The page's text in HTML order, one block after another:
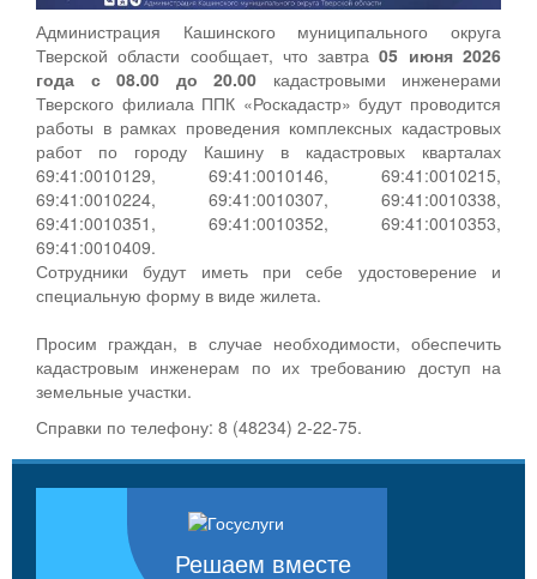
Администрация Кашинского муниципального округа
Тверской области сообщает, что завтра05 июня 2026
года с 08.00 до 20.00 кадастровыми инженерами
Тверского филиала ППК «Роскадастр» будут проводится
работы в рамках проведения комплексных кадастровых
работ по городу Кашину в кадастровых кварталах
69:41:0010129, 69:41:0010146, 69:41:0010215,
69:41:0010224, 69:41:0010307, 69:41:0010338,
69:41:0010351, 69:41:0010352, 69:41:0010353,
69:41:0010409.
Сотрудники будут иметь при себе удостоверение и
специальную форму в виде жилета.
Просим граждан, в случае необходимости, обеспечить
кадастровым инженерам по их требованию доступ на
земельные участки.
Справки по телефону: 8 (48234) 2-22-75.
Решаем вместе